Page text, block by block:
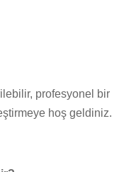
profesyonel bir
hoş geldiniz.